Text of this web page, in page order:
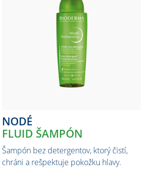
NODÉ
FLUID ŠAMPÓN
Šampón bez detergentov, ktorý čistí,
chráni a rešpektuje pokožku hlavy.